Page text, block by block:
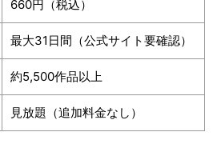
660円（税込）
最大31日間（公式サイト要確認）
約5,500作品以上
見放題（追加料金なし）